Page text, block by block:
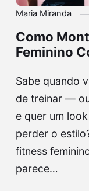
Maria Miranda
Como
Feminino
Sabe quando
de treinar —
e quer um
perder o
fitness
parece…